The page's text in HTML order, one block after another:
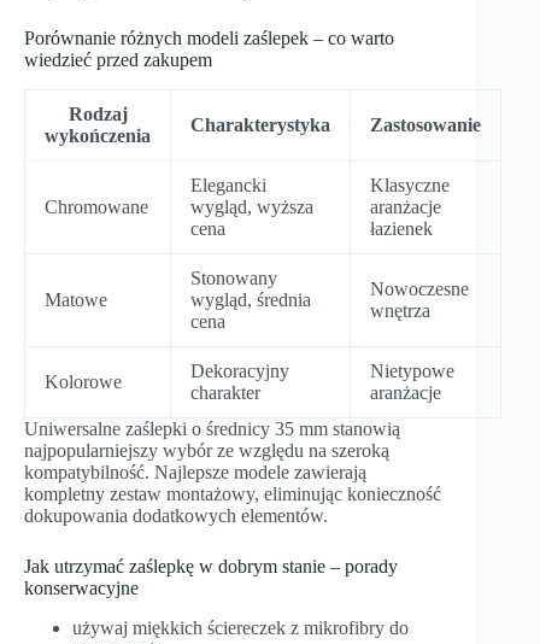
Porównanie różnych modeli zaślepek – co warto
wiedzieć przed zakupem
Rodzaj
wykończenia
Charakterystyka Zastosowanie
Chromowane
Elegancki
wygląd, wyższa
cena
Klasyczne
aranżacje
łazienek
Matowe
Stonowany
wygląd, średnia
cena
Nowoczesne
wnętrza
Kolorowe
Dekoracyjny
charakter
Nietypowe
aranżacje
Uniwersalne zaślepki o średnicy 35 mm stanowią
najpopularniejszy wybór ze względu na szeroką
kompatybilność. Najlepsze modele zawierają
kompletny zestaw montażowy, eliminując konieczność
dokupowania dodatkowych elementów.
Jak utrzymać zaślepkę w dobrym stanie – porady
konserwacyjne
używaj miękkich ściereczek z mikrofibry do